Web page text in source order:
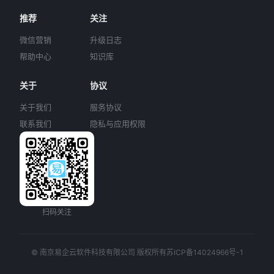
推荐
微信营销
帮助中心
关注
升级日志
知识库
关于
关于我们
联系我们
协议
服务协议
隐私与应用权限
扫码关注
© 南京易企云软件科技有限公司 版权所有苏ICP备14024966号-1